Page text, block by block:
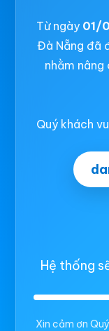
Từ ngày 01/
Đà Nẵng đã
nhằm
Quý khách
Hệ thống
Xin cảm ơn